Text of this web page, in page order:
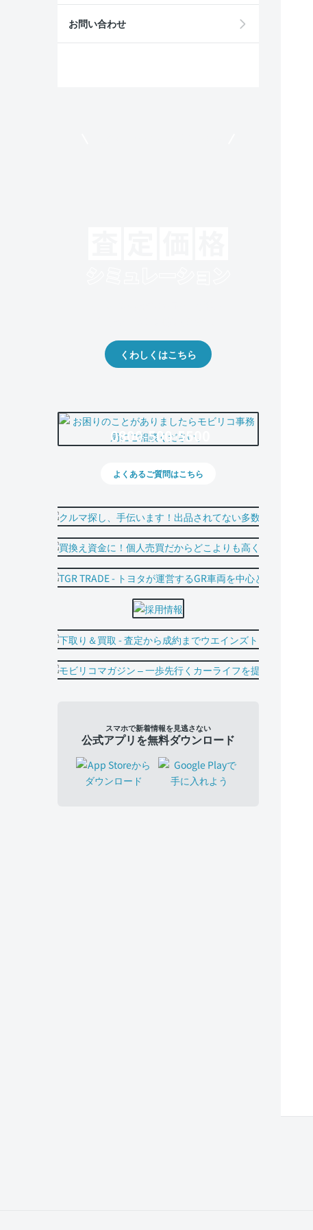
お問い合わせ
くわしくはこちら
0800-500-5500
よくあるご質問はこちら
スマホで新着情報を見逃さない
公式アプリを無料ダウンロード